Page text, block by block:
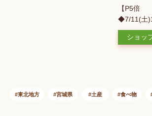
【P5倍
◆7/11(土
牛たんせ
入 | 牛タ
寄せグル
ショッ
東北地方 宮城県 土産 食べ物